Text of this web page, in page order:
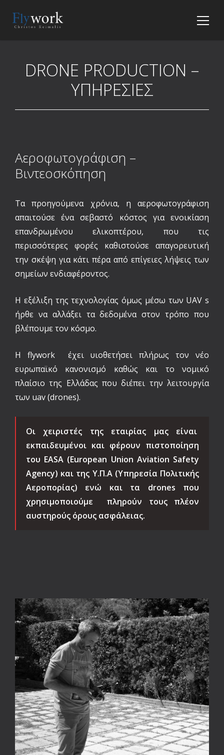
DRONE PRODUCTION –
ΥΠΗΡΕΣΙΕΣ
Αεροφωτογράφιση –
Βιντεοσκόπηση
Τα προηγούμενα χρόνια, η αεροφωτογράφιση
απαιτούσε ένα σεβαστό κόστος για ενοικίαση
επανδρωμένου ελικοπτέρου, που τις
περισσότερες φορές καθιστούσε απαγορευτική
την σκέψη για κάτι πέρα από επίγειες λήψεις των
σημείων ενδιαφέροντος.
Η εξέλιξη της τεχνολογίας όμως μέσω των UAV s
ήρθε να αλλάξει τα δεδομένα στον τρόπο που
βλέπουμε τον κόσμο.
Η flywork έχει υιοθετήσει πλήρως τον νέο
ευρωπαϊκό κανονισμό καθώς και το νομικό
πλαίσιο της Ελλάδας που διέπει την λειτουργία
των uav (drones).
Οι χειριστές της εταιρίας μας είναι
εκπαιδευμένοι και φέρουν πιστοποίηση
του EASA (European Union Aviation Safety
Agency) και της Υ.Π.Α (Υπηρεσία Πολιτικής
Αεροπορίας) ενώ και τα drones που
χρησιμοποιούμε πληρούν τους πλέον
αυστηρούς όρους ασφάλειας.